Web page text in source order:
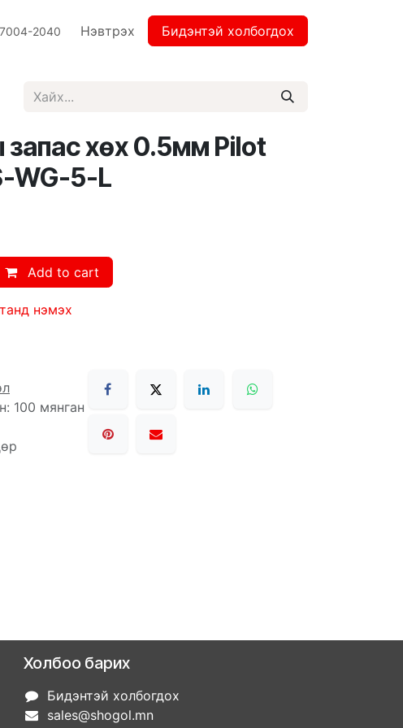
2040 Нэвтрэх Бидэнтэй холбогдох
запас хөх 0.5мм Pilot
WG-5-L
Add to cart
нэмэх
100 мянган
Холбоо барих
Бидэнтэй холбогдох
sales@shogol.mn